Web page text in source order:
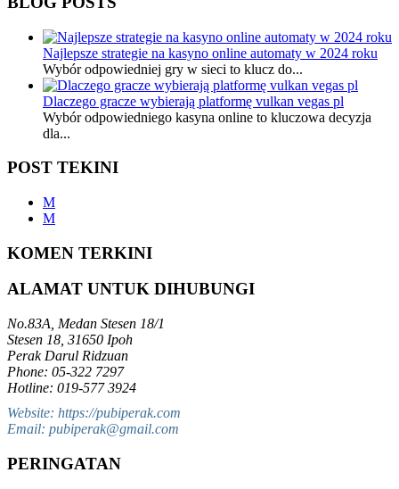
Najlepsze strategie na kasyno online automaty w 2024 roku
Wybór odpowiedniej gry w sieci to klucz do...
Dlaczego gracze wybierają platformę vulkan vegas pl
Wybór odpowiedniego kasyna online to kluczowa decyzja
dla...
POST TEKINI
M
M
KOMEN TERKINI
ALAMAT UNTUK DIHUBUNGI
No.83A, Medan Stesen 18/1
Stesen 18, 31650 Ipoh
Perak Darul Ridzuan
Phone: 05-322 7297
Hotline: 019-577 3924
Website: https://pubiperak.com
Email: pubiperak@gmail.com
PERINGATAN